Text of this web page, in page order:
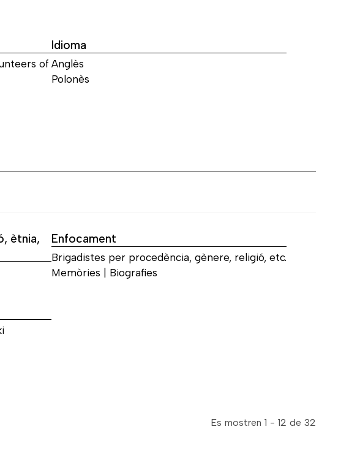
of
Idioma
Anglès
Polonès
ètnia,
Enfocament
Brigadistes per procedència, gènere, religió, etc.
Memòries | Biografies
Es mostren 1 - 12 de 32